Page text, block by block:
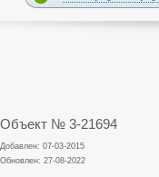
Объект № 3-21694
Добавлен: 07-03-2015
Обновлен: 27-08-2022